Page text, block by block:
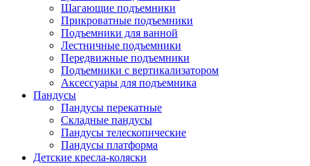
Шагающие подъемники
Прикроватные подъемники
Подъемники для ванной
Лестничные подъемники
Передвижные подъемники
Подъемники с вертикализатором
Аксессуары для подъемника
Пандусы
Пандусы перекатные
Складные пандусы
Пандусы телескопические
Пандусы платформа
Детские кресла-коляски